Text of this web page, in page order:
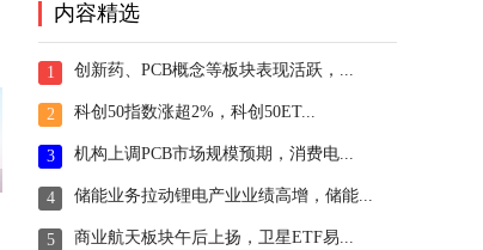
内容精选
1 创新药、PCB概念等板块表现活跃，...
2 科创50指数涨超2%，科创50ET...
3 机构上调PCB市场规模预期，消费电...
4 储能业务拉动锂电产业业绩高增，储能...
5 商业航天板块午后上扬，卫星ETF易...